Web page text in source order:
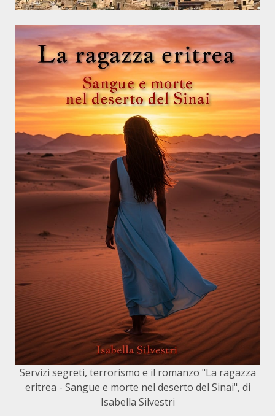
Servizi segreti, terrorismo e il romanzo "La ragazza
eritrea - Sangue e morte nel deserto del Sinai", di
Isabella Silvestri